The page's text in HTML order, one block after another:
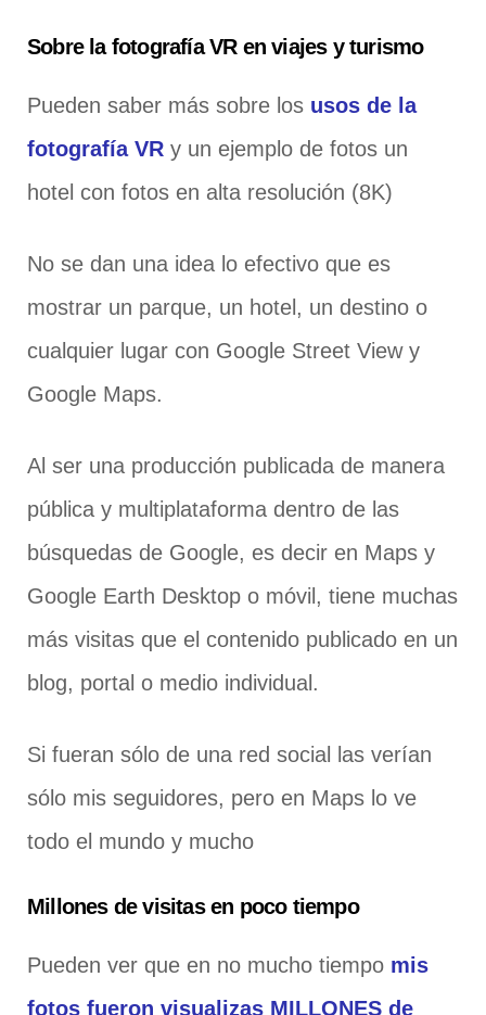
Sobre la fotografía VR en viajes y turismo
Pueden saber más sobre los usos de la
fotografía VR y un ejemplo de fotos un
hotel con fotos en alta resolución (8K)
No se dan una idea lo efectivo que es
mostrar un parque, un hotel, un destino o
cualquier lugar con Google Street View y
Google Maps.
Al ser una producción publicada de manera
pública y multiplataforma dentro de las
búsquedas de Google, es decir en Maps y
Google Earth Desktop o móvil, tiene muchas
más visitas que el contenido publicado en un
blog, portal o medio individual.
Si fueran sólo de una red social las verían
sólo mis seguidores, pero en Maps lo ve
todo el mundo y mucho
Millones de visitas en poco tiempo
Pueden ver que en no mucho tiempo mis
fotos fueron visualizas MILLONES de